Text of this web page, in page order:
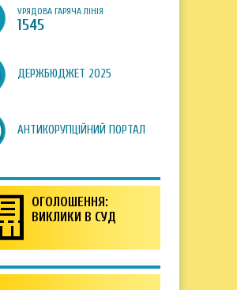
УРЯДОВА ГАРЯЧА ЛІНІЯ
1545
ДЕРЖБЮДЖЕТ 2025
АНТИКОРУПЦІЙНИЙ ПОРТАЛ
ОГОЛОШЕННЯ:
ВИКЛИКИ В СУД